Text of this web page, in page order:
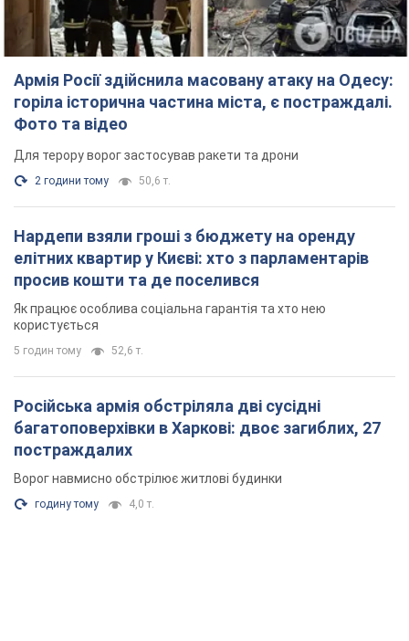
Армія Росії здійснила масовану атаку на Одесу:
горіла історична частина міста, є постраждалі.
Фото та відео
Для терору ворог застосував ракети та дрони
2 години тому 50,6 т.
Нардепи взяли гроші з бюджету на оренду
елітних квартир у Києві: хто з парламентарів
просив кошти та де поселився
Як працює особлива соціальна гарантія та хто нею
користується
5 годин тому 52,6 т.
Російська армія обстріляла дві сусідні
багатоповерхівки в Харкові: двоє загиблих, 27
постраждалих
Ворог навмисно обстрілює житлові будинки
годину тому 4,0 т.